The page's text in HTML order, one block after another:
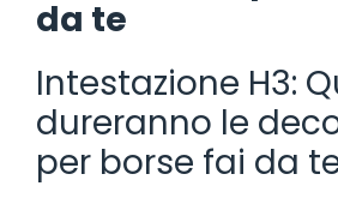
da te
Intestazione H3:
dureranno le
per borse fai da